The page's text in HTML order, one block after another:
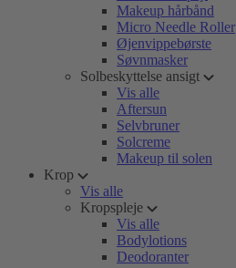
Makeup hårbånd
Micro Needle Roller
Øjenvippebørste
Søvnmasker
Solbeskyttelse ansigt
Vis alle
Aftersun
Selvbruner
Solcreme
Makeup til solen
Krop
Vis alle
Kropspleje
Vis alle
Bodylotions
Deodoranter